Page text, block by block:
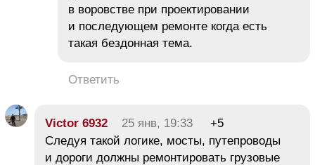
в воровстве при проектировании
и последующем ремонте когда есть
такая бездонная тема.
Ответить
Victor 6932 25 янв, 19:33
+5
Следуя такой логике, мосты, путепроводы
и дороги должны ремонтировать грузовые